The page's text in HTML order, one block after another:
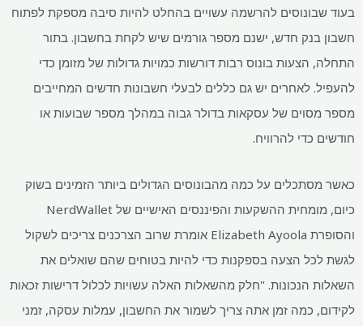
בעוד שבונוסים להרשמה עשויים בהחלט להיות סיבה מספקת לפתוח
חשבון בנק חדש, ישנם מספר גורמים שיש לקחת בחשבון. בתור
התחלה, הצעות בונוס רבות דורשות כמויות גדולות של מזומן כדי
להעפיל. לאחרים יש גם כללים לבעלי חשבונות חדשים המחייבים
מספר מסוים של עסקאות בדולר גבוה במהלך מספר שבועות או
חודשים כדי להרוויח.
כאשר מסתכלים על כמה מהבונוסים הגדולים ביותר הזמינים בשוק
כיום, מומחית ההשקעות והפיננסים האישיים של NerdWallet
והסופרת Elizabeth Ayoola אומרת שרוב הצרכנים צריכים לשקול
לגשת לכל הצעה בספקנות כדי להיות בטוחים שהם שואלים את
השאלות הנכונות. "חלק מהשאלות האלה עשויות לכלול דרישות זכאות
לקידום, כמה זמן אתה צריך לשמור את החשבון, עמלות עסקה, זמני